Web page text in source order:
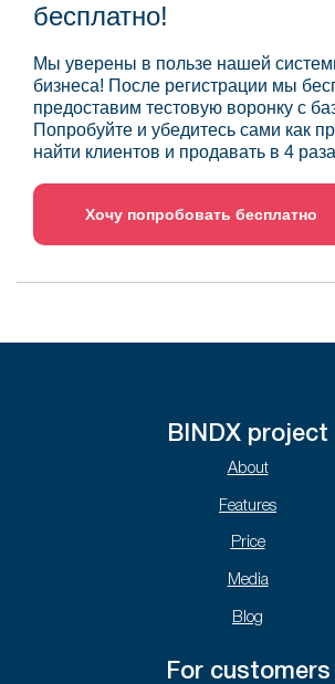
бесплатно!
Мы уверены в пользе нашей
бизнеса! После регистрации мы
предоставим тестовую воронку с
Попробуйте и убедитесь сами как
найти клиентов и продавать в 4
Хочу попробовать бесплатно
BINDX project
About
Features
Price
Media
Blog
For customers